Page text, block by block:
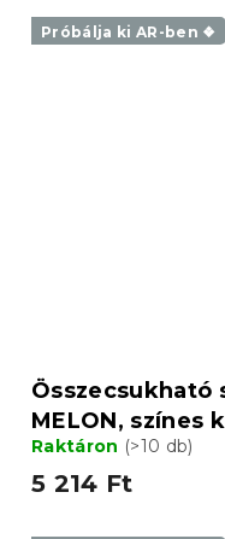
Próbálja ki AR-ben ❖
Összecsukható
MELON, színes
Raktáron (>10 db)
5 214 Ft